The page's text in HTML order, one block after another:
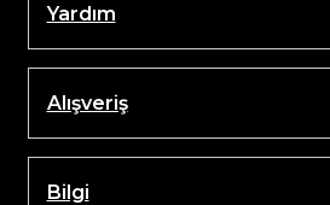
Yardım
Alışveriş
Bilgi